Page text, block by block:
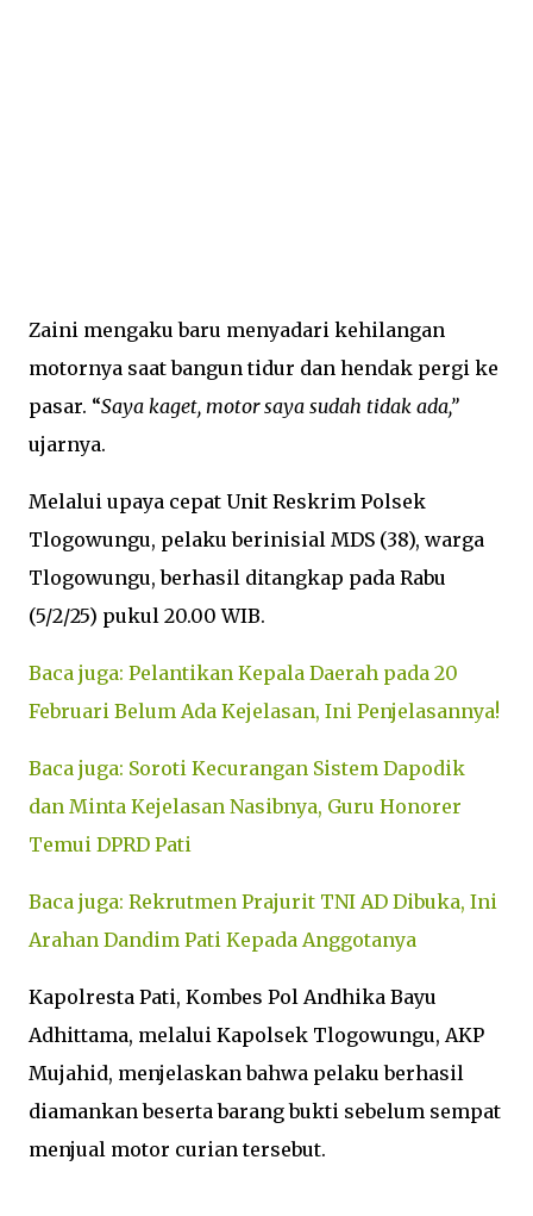
Zaini mengaku baru menyadari kehilangan
motornya saat bangun tidur dan hendak pergi ke
pasar. “Saya kaget, motor saya sudah tidak ada,”
ujarnya.
Melalui upaya cepat Unit Reskrim Polsek
Tlogowungu, pelaku berinisial MDS (38), warga
Tlogowungu, berhasil ditangkap pada Rabu
(5/2/25) pukul 20.00 WIB.
Baca juga: Pelantikan Kepala Daerah pada 20
Februari Belum Ada Kejelasan, Ini Penjelasannya!
Baca juga: Soroti Kecurangan Sistem Dapodik
dan Minta Kejelasan Nasibnya, Guru Honorer
Temui DPRD Pati
Baca juga: Rekrutmen Prajurit TNI AD Dibuka, Ini
Arahan Dandim Pati Kepada Anggotanya
Kapolresta Pati, Kombes Pol Andhika Bayu
Adhittama, melalui Kapolsek Tlogowungu, AKP
Mujahid, menjelaskan bahwa pelaku berhasil
diamankan beserta barang bukti sebelum sempat
menjual motor curian tersebut.